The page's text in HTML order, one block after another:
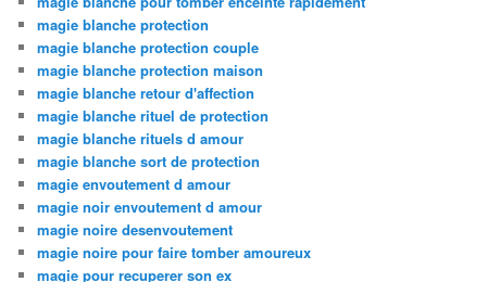
magie blanche protection
magie blanche protection couple
magie blanche protection maison
magie blanche retour d'affection
magie blanche rituel de protection
magie blanche rituels d amour
magie blanche sort de protection
magie envoutement d amour
magie noir envoutement d amour
magie noire desenvoutement
magie noire pour faire tomber amoureux
magie pour recuperer son ex